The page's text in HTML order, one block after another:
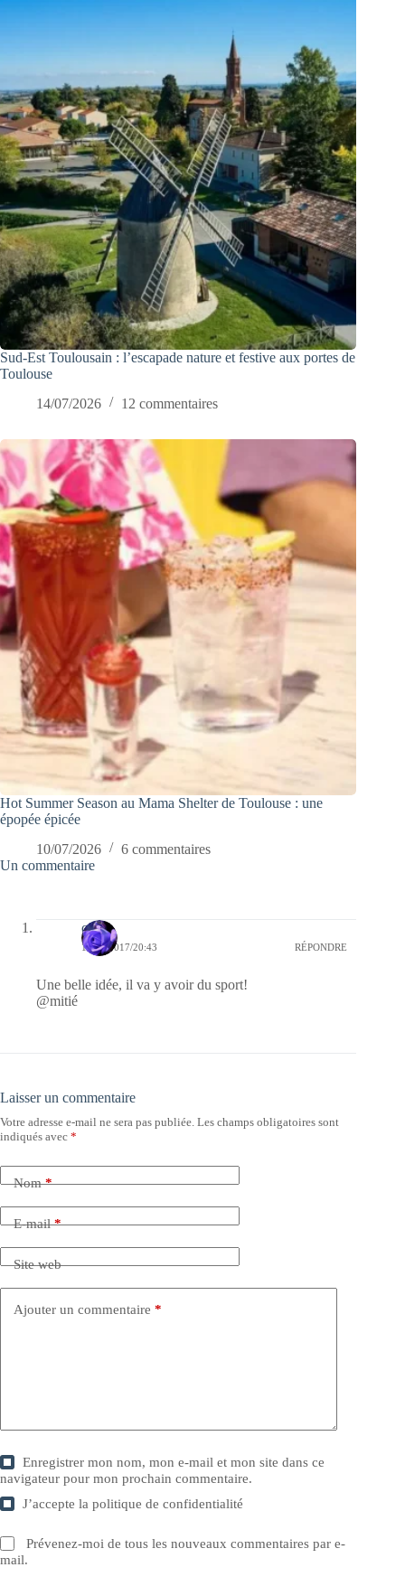
Sud-Est Toulousain : l’escapade nature et festive aux portes de
Toulouse
14/07/2026
12 commentaires
Hot Summer Season au Mama Shelter de Toulouse : une
épopée épicée
10/07/2026
6 commentaires
Un commentaire
covix
15/02/2017/20:43 RÉPONDRE
Une belle idée, il va y avoir du sport!
@mitié
Laisser un commentaire
Votre adresse e-mail ne sera pas publiée. Les champs obligatoires sont
indiqués avec *
Nom*
E-mail*
Site web
Ajouter un commentaire *
Enregistrer mon nom, mon e-mail et mon site dans ce
navigateur pour mon prochain commentaire.
J’accepte lapolitique de confidentialité
Prévenez-moi de tous les nouveaux commentaires par e-
mail.